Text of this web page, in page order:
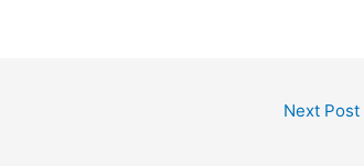
Next Post